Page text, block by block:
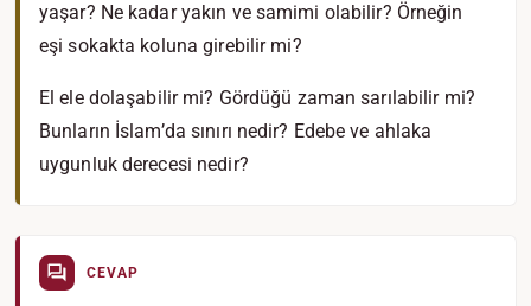
yaşar? Ne kadar yakın ve samimi olabilir? Örneğin
eşi sokakta koluna girebilir mi?
El ele dolaşabilir mi? Gördüğü zaman sarılabilir mi?
Bunların İslam’da sınırı nedir? Edebe ve ahlaka
uygunluk derecesi nedir?
CEVAP